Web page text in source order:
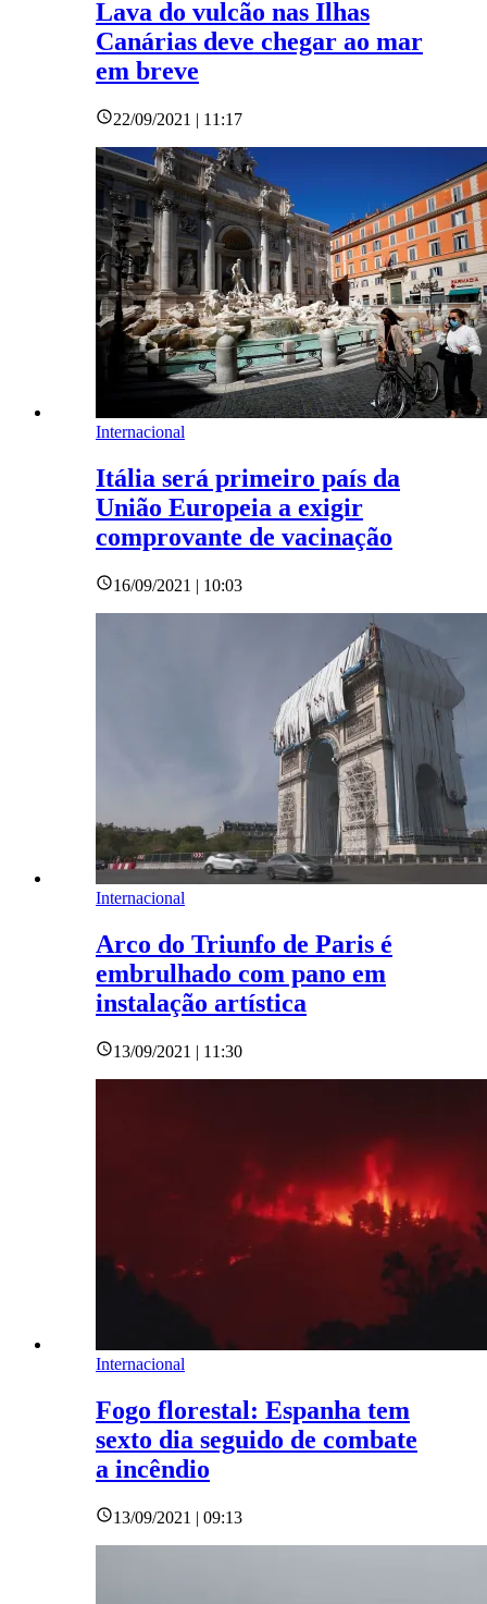
Lava do vulcão nas Ilhas
Canárias deve chegar ao mar
em breve
22/09/2021 | 11:17
Internacional
Itália será primeiro país da
União Europeia a exigir
comprovante de vacinação
16/09/2021 | 10:03
Internacional
Arco do Triunfo de Paris é
embrulhado com pano em
instalação artística
13/09/2021 | 11:30
Internacional
Fogo florestal: Espanha tem
sexto dia seguido de combate
a incêndio
13/09/2021 | 09:13